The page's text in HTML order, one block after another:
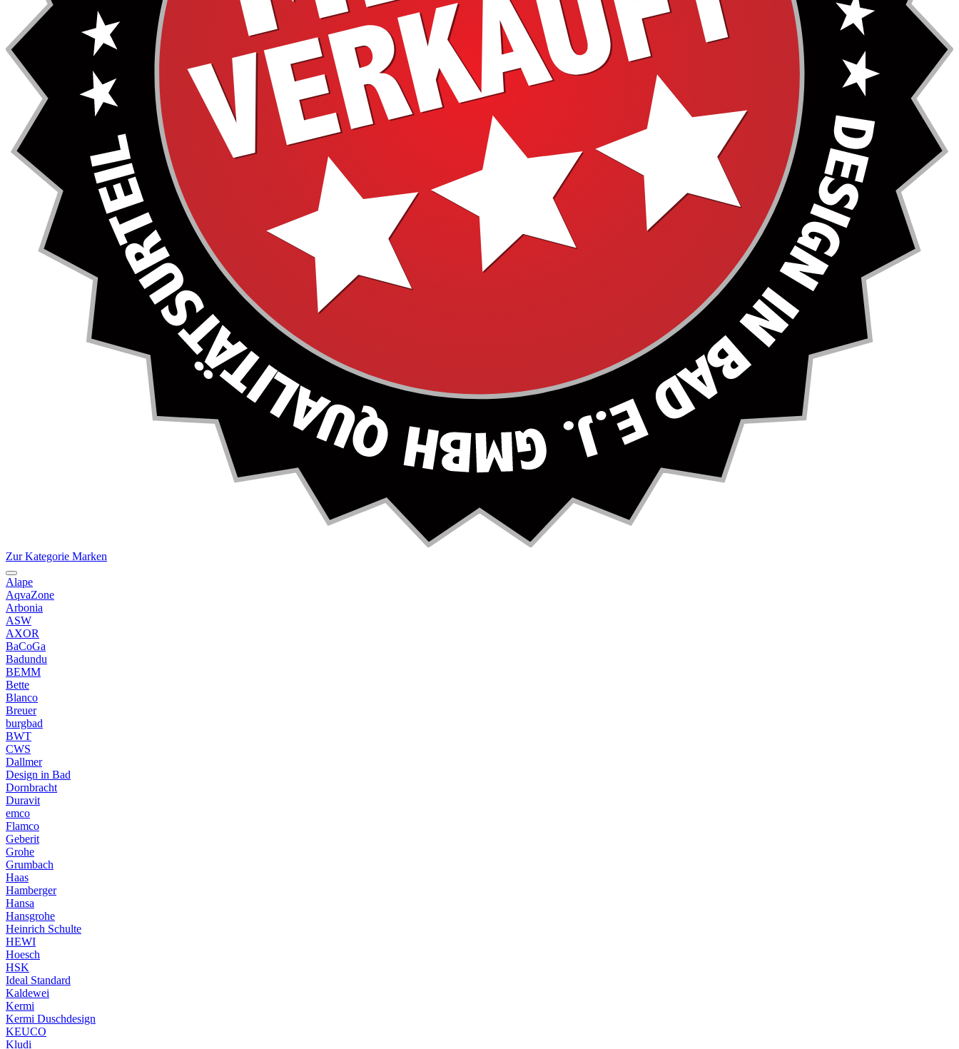
Zur Kategorie Marken
Alape
AqvaZone
Arbonia
ASW
AXOR
BaCoGa
Badundu
BEMM
Bette
Blanco
Breuer
burgbad
BWT
CWS
Dallmer
Design in Bad
Dornbracht
Duravit
emco
Flamco
Geberit
Grohe
Grumbach
Haas
Hamberger
Hansa
Hansgrohe
Heinrich Schulte
HEWI
Hoesch
HSK
Ideal Standard
Kaldewei
Kermi
Kermi Duschdesign
KEUCO
Kludi